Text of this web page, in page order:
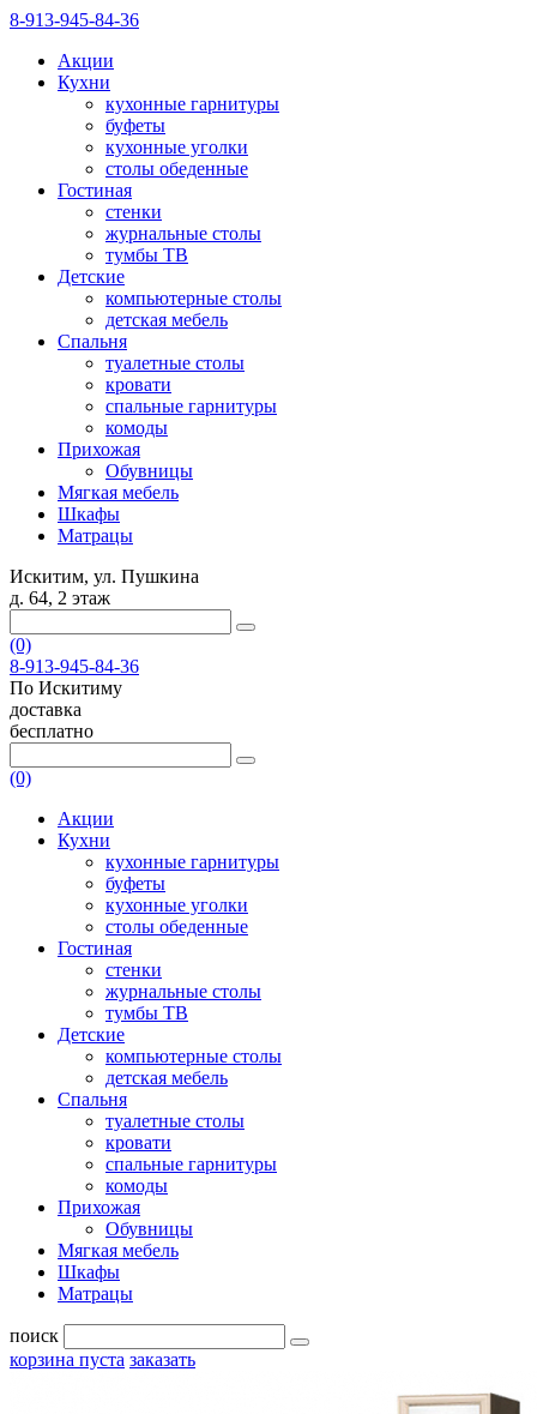
8-913-945-84-36
Акции
Кухни
кухонные гарнитуры
буфеты
кухонные уголки
столы обеденные
Гостиная
стенки
журнальные столы
тумбы ТВ
Детские
компьютерные столы
детская мебель
Спальня
туалетные столы
кровати
спальные гарнитуры
комоды
Прихожая
Обувницы
Мягкая мебель
Шкафы
Матрацы
Искитим, ул. Пушкина
д. 64, 2 этаж
(0)
8-913-945-84-36
По Искитиму
доставка
бесплатно
(0)
Акции
Кухни
кухонные гарнитуры
буфеты
кухонные уголки
столы обеденные
Гостиная
стенки
журнальные столы
тумбы ТВ
Детские
компьютерные столы
детская мебель
Спальня
туалетные столы
кровати
спальные гарнитуры
комоды
Прихожая
Обувницы
Мягкая мебель
Шкафы
Матрацы
поиск
корзина пуста заказать